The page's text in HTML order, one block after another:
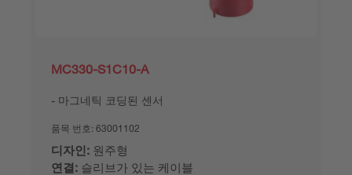
MC330-S1C10-A
마그네틱 코딩된 센서
품목 번호: 63001102
디자인: 원주형
연결: 슬리브가 있는 케이블